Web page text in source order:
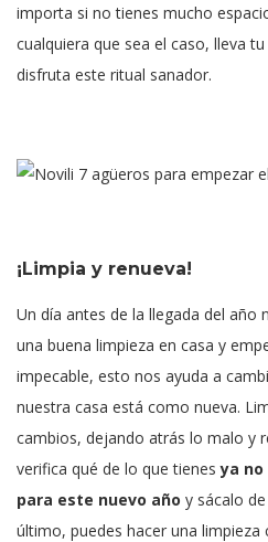
importa si no tienes mucho
cualquiera que sea el caso, lleva
disfruta este ritual sanador.
¡Limpia y renueva!
Un día antes de la llegada del año
una buena limpieza en casa y
impecable, esto nos ayuda a
nuestra casa está como nueva.
cambios, dejando atrás lo malo y
verifica qué de lo que tienesya
para este nuevo año y sácalo
último, puedes hacer una limpieza